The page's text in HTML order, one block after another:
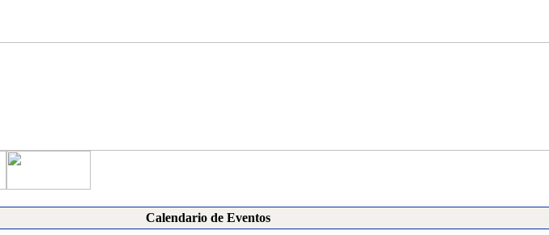
Calendario de Eventos